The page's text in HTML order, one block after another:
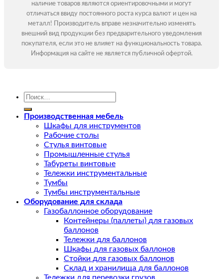
наличие товаров являются ориентировочными и могут
отличаться ввиду постоянного роста курса валют и цен на
металл! Производитель вправе незначительно изменять
внешний вид продукции без предварительного уведомления
покупателя, если это не влияет на функциональность товара.
Информация на сайте не является публичной офертой.
Искать:
Производственная мебель
Шкафы для инструментов
Рабочие столы
Стулья винтовые
Промышленные стулья
Табуреты винтовые
Тележки инструментальные
Тумбы
Тумбы инструментальные
Оборудование для склада
Газобаллонное оборудование
Контейнеры (паллеты) для газовых
баллонов
Тележки для баллонов
Шкафы для газовых баллонов
Стойки для газовых баллонов
Склад и хранилища для баллонов